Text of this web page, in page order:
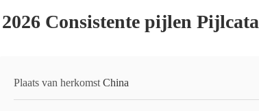
2026 Consistente pijlen
Plaats van herkomst China